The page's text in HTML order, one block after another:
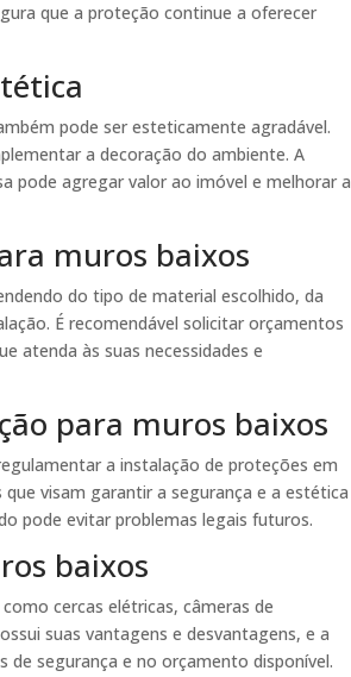
que a proteção continue a oferecer
pode ser esteticamente agradável.
a decoração do ambiente. A
pode agregar valor ao imóvel e melhorar a
muros baixos
do tipo de material escolhido, da
É recomendável solicitar orçamentos
atenda às suas necessidades e
para muros baixos
a instalação de proteções em
visam garantir a segurança e a estética
pode evitar problemas legais futuros.
baixos
cercas elétricas, câmeras de
suas vantagens e desvantagens, e a
de segurança e no orçamento disponível.